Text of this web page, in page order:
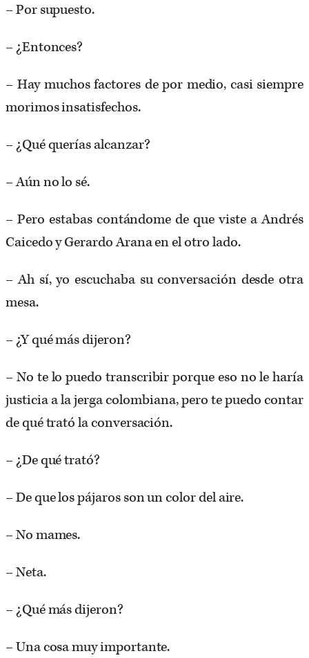
– Por supuesto.
– ¿Entonces?
– Hay muchos factores de por medio, casi siempre
morimos insatisfechos.
– ¿Qué querías alcanzar?
– Aún no lo sé.
– Pero estabas contándome de que viste a Andrés
Caicedo y Gerardo Arana en el otro lado.
– Ah sí, yo escuchaba su conversación desde otra
mesa.
– ¿Y qué más dijeron?
– No te lo puedo transcribir porque eso no le haría
justicia a la jerga colombiana, pero te puedo contar
de qué trató la conversación.
– ¿De qué trató?
– De que los pájaros son un color del aire.
– No mames.
– Neta.
– ¿Qué más dijeron?
– Una cosa muy importante.